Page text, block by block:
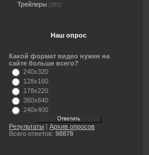
Трейлеры [282]
Наш опрос
Какой формат видео нужен на
сайте больше всего?
240x320
128x160
178x220
360x640
240x400
Результаты | Архив опросов
Всего ответов: 98878